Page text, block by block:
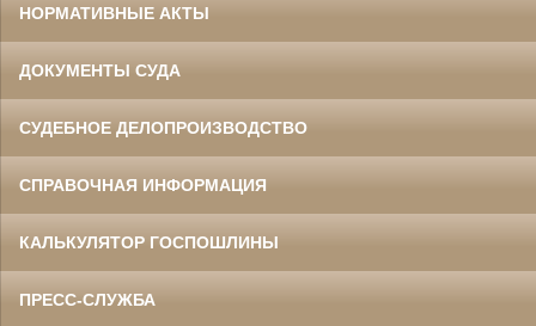
НОРМАТИВНЫЕ АКТЫ
ДОКУМЕНТЫ СУДА
СУДЕБНОЕ ДЕЛОПРОИЗВОДСТВО
СПРАВОЧНАЯ ИНФОРМАЦИЯ
КАЛЬКУЛЯТОР ГОСПОШЛИНЫ
ПРЕСС-СЛУЖБА